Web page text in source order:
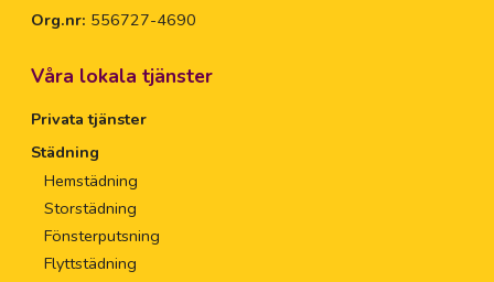
Org.nr: 556727-4690
Våra lokala tjänster
Privata tjänster
Städning
Hemstädning
Storstädning
Fönsterputsning
Flyttstädning